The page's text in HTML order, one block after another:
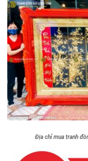
Địa chỉ mua tranh